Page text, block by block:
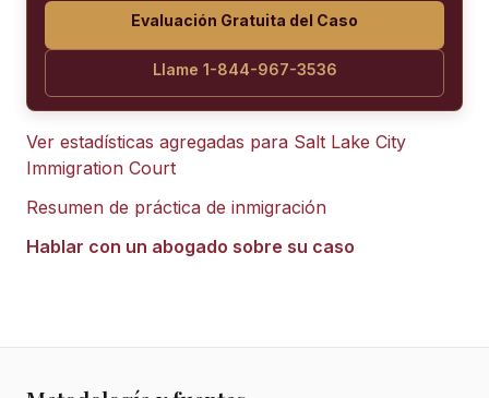
Evaluación Gratuita del Caso
Llame 1-844-967-3536
Ver estadísticas agregadas para Salt Lake City
Immigration Court
Resumen de práctica de inmigración
Hablar con un abogado sobre su caso